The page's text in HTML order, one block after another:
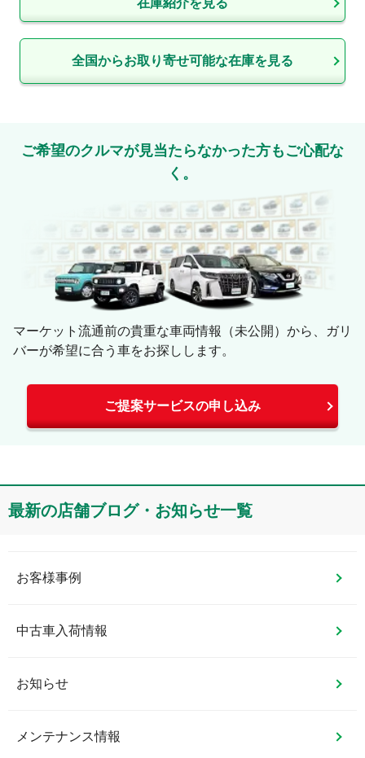
在庫紹介を見る
全国からお取り寄せ可能な在庫を見る
ご希望のクルマが見当たらなかった方もご心配な
く。
マーケット流通前の貴重な車両情報（未公開）から、ガリ
バーが希望に合う車をお探しします。
ご提案サービスの申し込み
最新の店舗ブログ・お知らせ一覧
お客様事例
中古車入荷情報
お知らせ
メンテナンス情報